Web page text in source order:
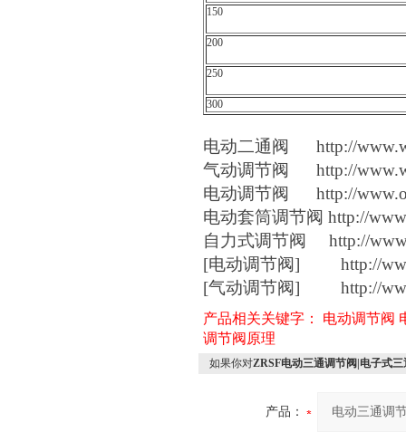
150
200
250
300
电动二通阀
http://
气动调节阀
http://
电动调节阀
http://
电动套筒调节阀 http://
自力式调节阀
http://
[电动调节阀] http://
[气动调节阀] http://
产品相关关键字： 电动调节阀
调节阀原理
如果你对ZRSF电动三通调节阀|电子式
产品：